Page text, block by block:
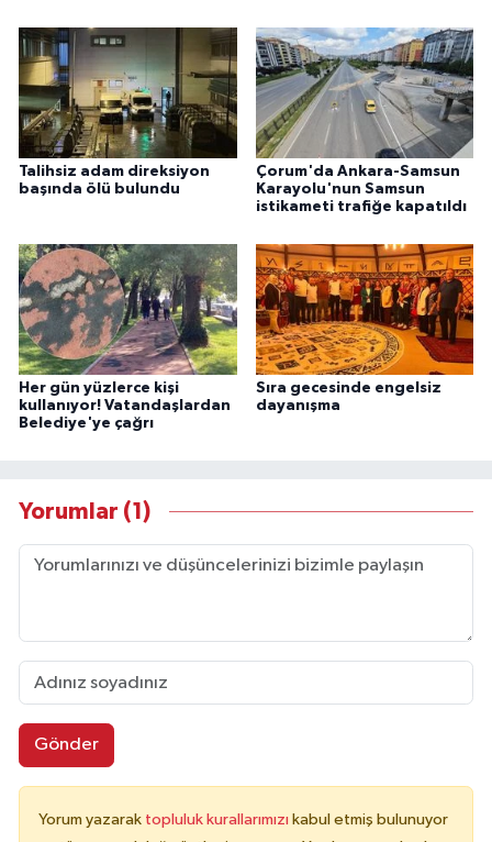
Talihsiz adam direksiyon
başında ölü bulundu
Çorum'da Ankara-Samsun
Karayolu'nun Samsun
istikameti trafiğe kapatıldı
Her gün yüzlerce kişi
kullanıyor! Vatandaşlardan
Belediye'ye çağrı
Sıra gecesinde engelsiz
dayanışma
Yorumlar (1)
Gönder
Yorum yazarak topluluk kurallarımızı kabul etmiş bulunuyor